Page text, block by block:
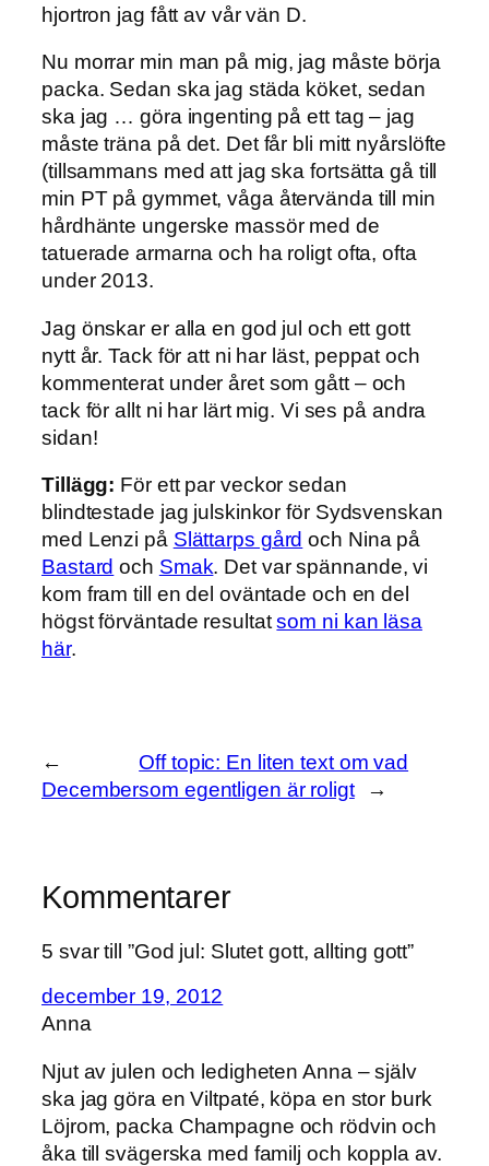
hjortron jag fått av vår vän D.
Nu morrar min man på mig, jag måste börja
packa. Sedan ska jag städa köket, sedan
ska jag … göra ingenting på ett tag – jag
måste träna på det. Det får bli mitt nyårslöfte
(tillsammans med att jag ska fortsätta gå till
min PT på gymmet, våga återvända till min
hårdhänte ungerske massör med de
tatuerade armarna och ha roligt ofta, ofta
under 2013.
Jag önskar er alla en god jul och ett gott
nytt år. Tack för att ni har läst, peppat och
kommenterat under året som gått – och
tack för allt ni har lärt mig. Vi ses på andra
sidan!
Tillägg: För ett par veckor sedan
blindtestade jag julskinkor för Sydsvenskan
med Lenzi på Slättarps gård och Nina på
Bastard och Smak. Det var spännande, vi
kom fram till en del oväntade och en del
högst förväntade resultatsom ni kan läsa
här.
←
December
Off topic: En liten text om vad
som egentligen är roligt
→
Kommentarer
5 svar till ”God jul: Slutet gott, allting gott”
december 19, 2012
Anna
Njut av julen och ledigheten Anna – själv
ska jag göra en Viltpaté, köpa en stor burk
Löjrom, packa Champagne och rödvin och
åka till svägerska med familj och koppla av.